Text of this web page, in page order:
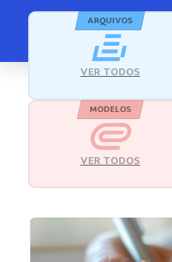
ARQUIVOS
VER TODOS
MODELOS
VER TODOS